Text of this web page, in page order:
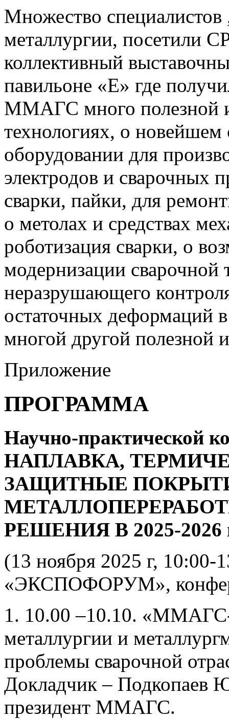
Множество
металлургии,
коллективный
павильоне «Е» где
ММАГС много полезной
технологиях, о
оборудовании для
электродов и сварочных
сварки, пайки, для
о метолах и средствах
роботизация сварки, о
модернизации сварочной
неразрушающего
остаточных деформаций
многой другой полезной
Приложение
ПРОГРАММА
Научно-практической
НАПЛАВКА,
ЗАЩИТНЫЕ
РЕШЕНИЯ В 2025-2026
(13 ноября 2025 г,
«ЭКСПОФОРУМ»,
1. 10.00 –10.10.
металлургии и
проблемы сварочной
Докладчик – Подкопаев
президент ММАГС.